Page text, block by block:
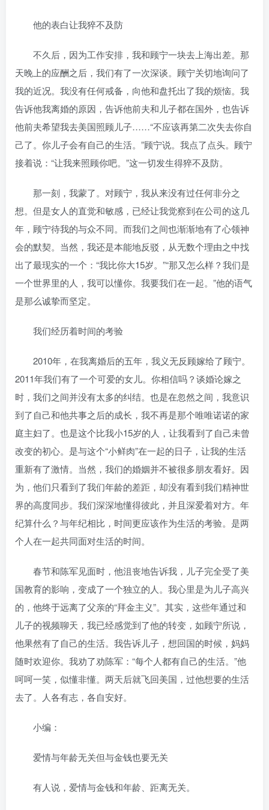
他的表白让我猝不及防
不久后，因为工作安排，我和顾宁一块去上海出差。那
天晚上的应酬之后，我们有了一次深谈。顾宁关切地询问了
我的近况。我没有任何戒备，向他和盘托出了我的烦恼。我
告诉他我离婚的原因，告诉他前夫和儿子都在国外，也告诉
他前夫希望我去美国照顾儿子……“不应该再第二次失去你自
己了。你儿子会有自己的生活。”顾宁说。我点了点头。顾宁
接着说：“让我来照顾你吧。”这一切发生得猝不及防。
那一刻，我蒙了。对顾宁，我从来没有过任何非分之
想。但是女人的直觉和敏感，已经让我觉察到在公司的这几
年，顾宁待我的与众不同。而我们之间也渐渐地有了心领神
会的默契。当然，我还是本能地反驳，从无数个理由之中找
出了最现实的一个：“我比你大15岁。”“那又怎么样？我们是
一个世界里的人，我可以懂你。我要我们在一起。”他的语气
是那么诚挚而坚定。
我们经历着时间的考验
2010年，在我离婚后的五年，我义无反顾嫁给了顾宁。
2011年我们有了一个可爱的女儿。你相信吗？谈婚论嫁之
时，我们之间并没有太多的纠结。也是在忽然之间，我意识
到了自己和他共事之后的成长，我不再是那个唯唯诺诺的家
庭主妇了。也是这个比我小15岁的人，让我看到了自己未曾
改变的初心。是与这个“小鲜肉”在一起的日子，让我的生活
重新有了激情。当然，我们的婚姻并不被很多朋友看好。因
为，他们只看到了我们年龄的差距，却没有看到我们精神世
界的高度同步。我们深深地懂得彼此，并且深爱着对方。年
纪算什么？与年纪相比，时间更应该作为生活的考验。是两
个人在一起共同面对生活的时间。
春节和陈军见面时，他沮丧地告诉我，儿子完全受了美
国教育的影响，变成了一个独立的人。我心里是为儿子高兴
的，他终于远离了父亲的“拜金主义”。其实，这些年通过和
儿子的视频聊天，我已经感觉到了他的转变，如顾宁所说，
他果然有了自己的生活。我告诉儿子，想回国的时候，妈妈
随时欢迎你。我劝了劝陈军：“每个人都有自己的生活。”他
呵呵一笑，似懂非懂。两天后就飞回美国，过他想要的生活
去了。人各有志，各自安好。
小编：
爱情与年龄无关但与金钱也要无关
有人说，爱情与金钱和年龄、距离无关。